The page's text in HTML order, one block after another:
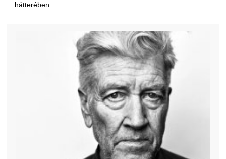
hátterében.